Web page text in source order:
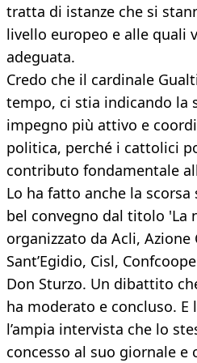
tratta di istanze che si
livello europeo e alle quali
adeguata.
Credo che il cardinale
tempo, ci stia indicando la
impegno più attivo e
politica, perché i cattolici
contributo fondamentale
Lo ha fatto anche la
bel convegno dal titolo 'La
organizzato da Acli,
Sant’Egidio, Cisl,
Don Sturzo. Un dibattito
ha moderato e concluso.
l’ampia intervista che lo
concesso al suo giornale e